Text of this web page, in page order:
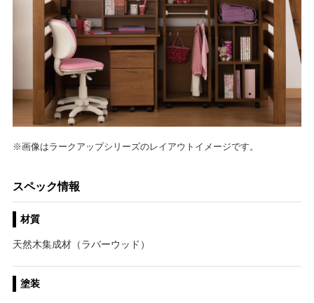
※画像はラークアップシリーズのレイアウトイメージです。
スペック情報
材質
天然木集成材（ラバーウッド）
塗装